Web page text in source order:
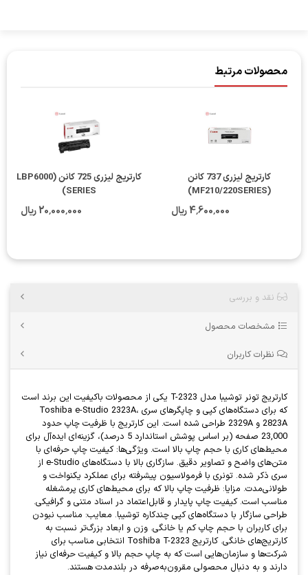
محصولات مرتبط
کارتریج لیزری 737 کانن
(MF210/220SERIES)
4٬600٬000 ریال
کارتریج لیزری 725 کانن (LBP6000
SERIES)
20٬000٬000 ریال
نقد و بررسی
مشخصات محصول
نظرات کاربران
کارتریج تونر توشیبا مدل T-2323 یکی از محصولات باکیفیت این برند است
که برای دستگاه‌های کپی و چاپگرهای سری Toshiba e-Studio 2323A،
2823A و 2329A طراحی شده است. این کارتریج با ظرفیت چاپ حدود
23,000 صفحه (بر اساس پوشش استاندارد 5 درصد)، گزینه‌ای ایده‌آل برای
محیط‌های کاری با حجم چاپ بالا است. ویژگی‌ها: کیفیت چاپ حرفه‌ای با
متن‌های واضح و تصاویر دقیق. سازگاری بالا با دستگاه‌های e-Studio از
سری ذکر شده. تونری با فرمولاسیون پیشرفته برای عملکرد یکنواخت و
طولانی‌مدت. مزایا: ظرفیت چاپ بالا که برای محیط‌های کاری پرمشغله
مناسب است. کیفیت چاپ پایدار و قابل‌اعتماد در اسناد متنی و گرافیکی.
طراحی سازگار با دستگاه‌های کپی چندکاره توشیبا. معایب: مناسب نبودن
برای کاربران با حجم چاپ کم یا خانگی. وزن و ابعاد بزرگ‌تر نسبت به
کارتریج‌های خانگی. کارتریج Toshiba T-2323 انتخابی مناسب برای
شرکت‌ها و سازمان‌هایی است که به چاپ حجم بالا و کیفیت حرفه‌ای نیاز
دارند و به دنبال محصولی مقرون‌به‌صرفه در بلندمدت هستند.